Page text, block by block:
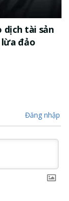
dịch tài sản
đảo
Đăng nhập